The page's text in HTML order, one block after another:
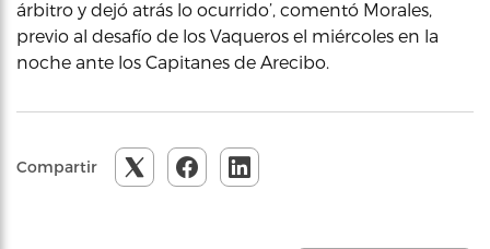
árbitro y dejó atrás lo ocurrido’, comentó Morales,
previo al desafío de los Vaqueros el miércoles en la
noche ante los Capitanes de Arecibo.
Compartir